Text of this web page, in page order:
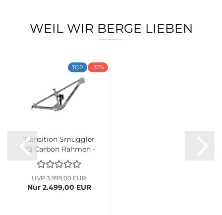
WEIL WIR BERGE LIEBEN
TOP -37%
Transition Smuggler
V3 Carbon Rahmen -
grey...
UVP 3.999,00 EUR
Nur 2.499,00 EUR